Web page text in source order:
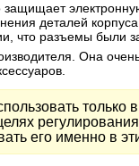
деталей
что разъемы были
Она
только
его именно в